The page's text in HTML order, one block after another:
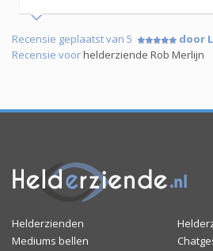
Recensie geplaatst van 5
door
Recensie voorhelderziende Rob Merlijn
Helderzienden
Mediums bellen